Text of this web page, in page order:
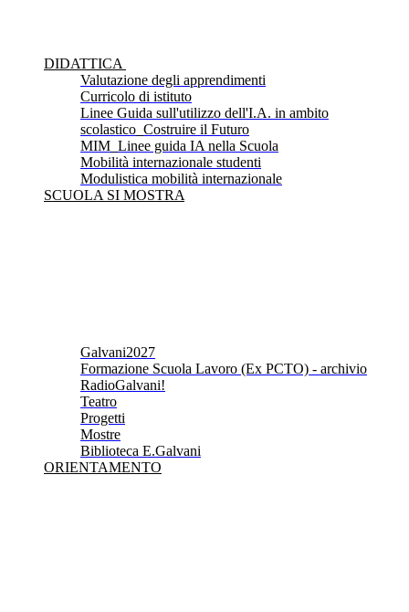
DIDATTICA
Valutazione degli apprendimenti
Curricolo di istituto
Linee Guida sull'utilizzo dell'I.A. in ambito
scolastico_Costruire il Futuro
MIM_Linee guida IA nella Scuola
Mobilità internazionale studenti
Modulistica mobilità internazionale
SCUOLA SI MOSTRA
Galvani2027
Formazione Scuola Lavoro (Ex PCTO) - archivio
RadioGalvani!
Teatro
Progetti
Mostre
Biblioteca E.Galvani
ORIENTAMENTO